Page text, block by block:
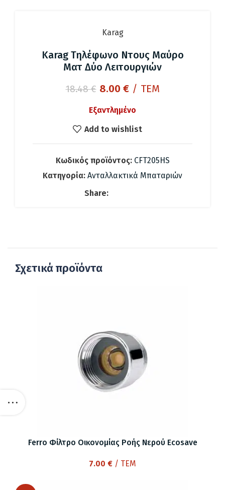
Karag
Karag Τηλέφωνο Ντους Μαύρο
Ματ Δύο Λειτουργιών
18.48€ Original
was:
18.48 €.
8.00 €Η
τιμή
είναι:
/ ΤΕΜ
Εξαντλημένο
Add to wishlist
Κωδικός προϊόντος: CFT205HS
Κατηγορία: Ανταλλακτικά Μπαταριών
Share:
Σχετικά προϊόντα
Ferro Φίλτρο Οικονομίας Ροής Νερού Ecosave
7.00 € / ΤΕΜ